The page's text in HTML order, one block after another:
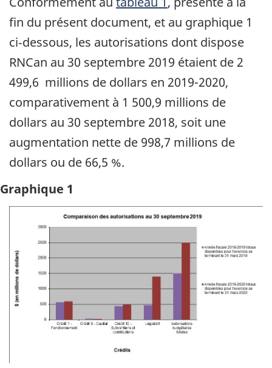
fin du présent document, et au graphique 1
ci‑dessous, les autorisations dont dispose
RNCan au 30 septembre 2019 étaient de 2
499,6 millions de dollars en 2019-2020,
comparativement à 1 500,9 millions de
dollars au 30 septembre 2018, soit une
augmentation nette de 998,7 millions de
dollars ou de 66,5 %.
Graphique 1